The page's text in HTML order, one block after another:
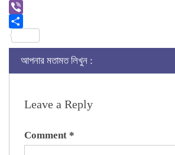
Link
Gmail
Viber
আপনার মতামত লিখুন :
Leave a Reply
Comment *